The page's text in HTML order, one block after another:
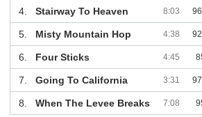
4. Stairway To Heaven 8:03
5. Misty Mountain Hop 4:38
6. Four Sticks 4:45
7. Going To California 3:31
8. When The Levee Breaks 7:08